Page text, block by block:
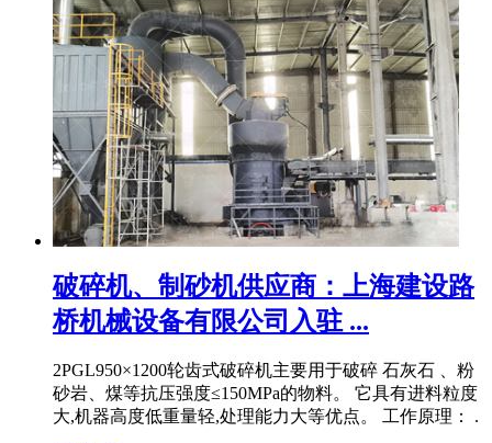
破碎机、制砂机供应商：上海建设路
桥机械设备有限公司入驻 ...
2PGL950×1200轮齿式破碎机主要用于破碎 石灰石 、粉
砂岩、煤等抗压强度≤150MPa的物料。 它具有进料粒度
大,机器高度低重量轻,处理能力大等优点。 工作原理： .